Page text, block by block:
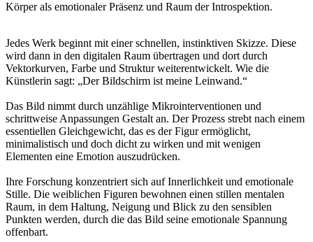
Körper als emotionaler Präsenz und Raum der Introspektion.
Jedes Werk beginnt mit einer schnellen, instinktiven Skizze. Diese
wird dann in den digitalen Raum übertragen und dort durch
Vektorkurven, Farbe und Struktur weiterentwickelt. Wie die
Künstlerin sagt: „Der Bildschirm ist meine Leinwand.“
Das Bild nimmt durch unzählige Mikrointerventionen und
schrittweise Anpassungen Gestalt an. Der Prozess strebt nach einem
essentiellen Gleichgewicht, das es der Figur ermöglicht,
minimalistisch und doch dicht zu wirken und mit wenigen
Elementen eine Emotion auszudrücken.
Ihre Forschung konzentriert sich auf Innerlichkeit und emotionale
Stille. Die weiblichen Figuren bewohnen einen stillen mentalen
Raum, in dem Haltung, Neigung und Blick zu den sensiblen
Punkten werden, durch die das Bild seine emotionale Spannung
offenbart.